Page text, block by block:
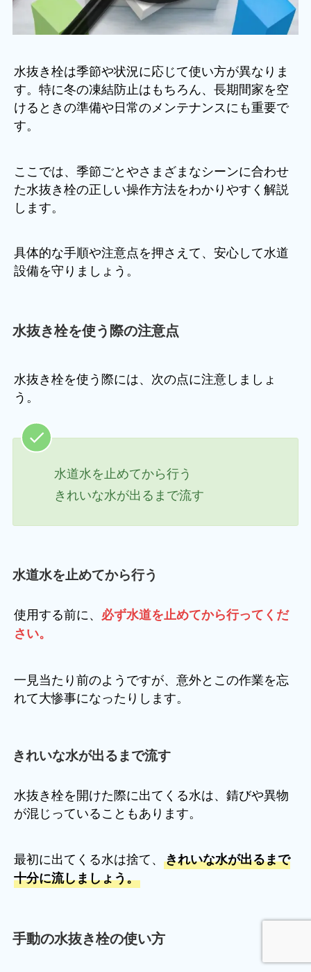
水抜き栓は季節や状況に応じて使い方が異なりま
す。特に冬の凍結防止はもちろん、長期間家を空
けるときの準備や日常のメンテナンスにも重要で
す。
ここでは、季節ごとやさまざまなシーンに合わせ
た水抜き栓の正しい操作方法をわかりやすく解説
します。
具体的な手順や注意点を押さえて、安心して水道
設備を守りましょう。
水抜き栓を使う際の注意点
水抜き栓を使う際には、次の点に注意しましょ
う。
水道水を止めてから行う
きれいな水が出るまで流す
水道水を止めてから行う
使用する前に、 必ず水道を止めてから行ってくだ
さい。
一見当たり前のようですが、意外とこの作業を忘
れて大惨事になったりします。
きれいな水が出るまで流す
水抜き栓を開けた際に出てくる水は、錆びや異物
が混じっていることもあります。
最初に出てくる水は捨て、 きれいな水が出るまで
十分に流しましょう。
手動の水抜き栓の使い方